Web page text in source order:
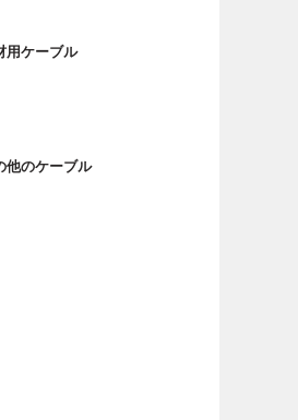
用ケーブル
他のケーブル